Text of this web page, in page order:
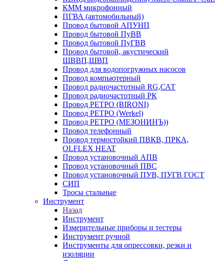
КММ микрофонный
ПГВА (автомобильный)
Провод бытовой АПУНП
Провод бытовой ПуВВ
Провод бытовой ПуГВВ
Провод бытовой, акустический
ШВВП,ШВП
Провод для водопогружных насосов
Провод компьютерный
Провод радиочастотный RG,САТ
Провод радиочастотный РК
Провод РЕТРО (BIRONI)
Провод РЕТРО (Werkel)
Провод РЕТРО (МЕЗОНИНЪ))
Провод телефонный
Провод термостойкий ПВКВ, ПРКА,
OLFLEX HEAT
Провод установочный АПВ
Провод установочный ПВС
Провод установочный ПУВ, ПУГВ ГОСТ
СИП
Тросы стальные
Инструмент
Назад
Инструмент
Измерительные приборы и тестеры
Инструмент ручной
Инструменты для опрессовки, резки и
изоляции